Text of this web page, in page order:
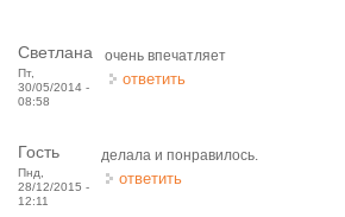
Светлана
Пт,
30/05/2014 -
08:58
очень впечатляет
ответить
Гость
Пнд,
28/12/2015 -
12:11
делала и понравилось.
ответить